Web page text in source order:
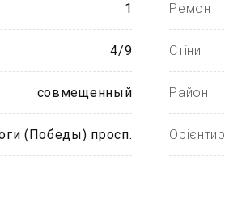
1
4/9
совмещенный
(Победы) просп.
Ремонт
Стіни
Район
Орієнтир